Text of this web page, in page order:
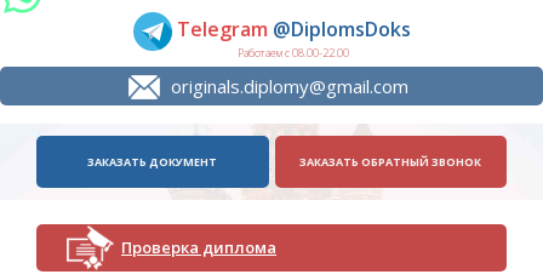
Telegram @DiplomsDoks
Работаем с 08.00-22.00
originals.diplomy@gmail.com
ЗАКАЗАТЬ ДОКУМЕНТ ЗАКАЗАТЬ ОБРАТНЫЙ ЗВОНОК
Проверка диплома